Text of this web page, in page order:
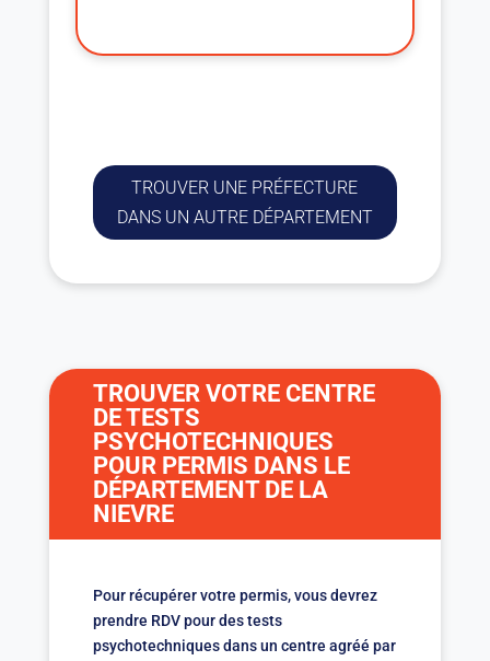
TROUVER UNE PRÉFECTURE
DANS UN AUTRE DÉPARTEMENT
TROUVER VOTRE CENTRE
DE TESTS
PSYCHOTECHNIQUES
POUR PERMIS DANS LE
DÉPARTEMENT DE LA
NIEVRE
Pour récupérer votre permis, vous devrez
prendre RDV pour des tests
psychotechniques dans un centre agréé par